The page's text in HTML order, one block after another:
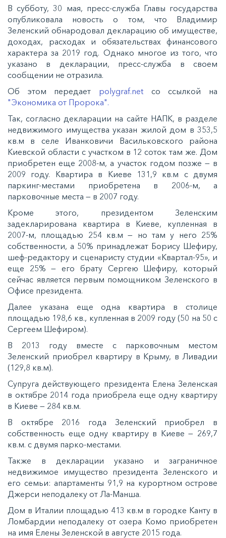
В субботу, 30 мая, пресс-служба Главы государства
опубликовала новость о том, что Владимир
Зеленский обнародовал декларацию об имуществе,
доходах, расходах и обязательствах финансового
характера за 2019 год. Однако многое из того, что
указано в декларации, пресс-служба в своем
сообщении не отразила.
Об этом передает polygraf.net со ссылкой на
"Экономика от Пророка".
Так, согласно декларации на сайте НАПК, в разделе
недвижимого имущества указан жилой дом в 353,5
кв.м в селе Иванковичи Васильковского района
Киевской области с участком в 12 соток там же. Дом
приобретен еще 2008-м, а участок годом позже — в
2009 году. Квартира в Киеве 131,9 кв.м с двумя
паркинг-местами приобретена в 2006-м, а
парковочные места — в 2007 году.
Кроме этого, президентом Зеленским
задекларирована квартира в Киеве, купленная в
2007-м, площадью 254 кв.м — но там у него 25%
собственности, а 50% принадлежат Борису Шефиру,
шеф-редактору и сценаристу студии «Квартал-95», и
еще 25% — его брату Сергею Шефиру, который
сейчас является первым помощником Зеленского в
Офисе президента.
Далее указана еще одна квартира в столице
площадью 198,6 кв., купленная в 2009 году (50 на 50 с
Сергеем Шефиром).
В 2013 году вместе с парковочным местом
Зеленский приобрел квартиру в Крыму, в Ливадии
(129,8 кв.м).
Супруга действующего президента Елена Зеленская
в октябре 2014 года приобрела еще одну квартиру
в Киеве — 284 кв.м.
В октябре 2016 года Зеленский приобрел в
собственность еще одну квартиру в Киеве — 269,7
кв.м. с двумя парко-местами.
Также в декларации указано и заграничное
недвижимое имущество президента Зеленского и
его семьи: апартаменты 91,9 на курортном острове
Джерси неподалеку от Ла-Манша.
Дом в Италии площадью 413 кв.м в городке Канту в
Ломбардии неподалеку от озера Комо приобретен
на имя Елены Зеленской в августе 2015 года.